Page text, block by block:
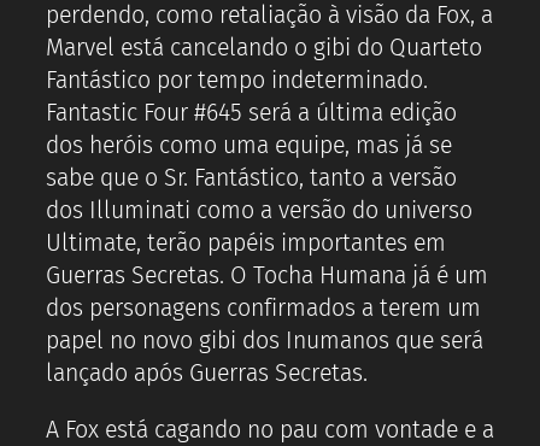
perdendo, como retaliação à visão da Fox, a
Marvel está cancelando o gibi do Quarteto
Fantástico por tempo indeterminado.
Fantastic Four #645 será a última edição
dos heróis como uma equipe, mas já se
sabe que o Sr. Fantástico, tanto a versão
dos Illuminati como a versão do universo
Ultimate, terão papéis importantes em
Guerras Secretas. O Tocha Humana já é um
dos personagens confirmados a terem um
papel no novo gibi dos Inumanos que será
lançado após Guerras Secretas.
A Fox está cagando no pau com vontade e a